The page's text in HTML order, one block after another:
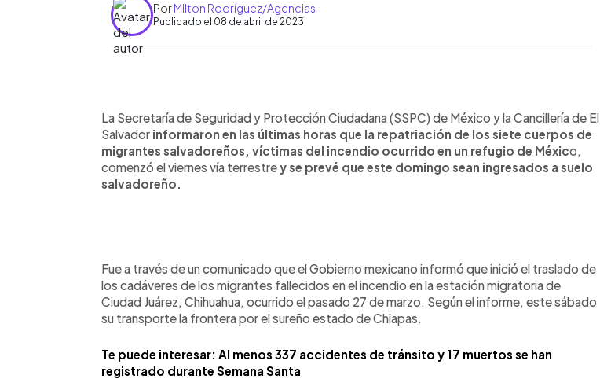
PorMilton Rodríguez/Agencias
Publicado el 08 de abril de 2023
► Escuchar artículo
La Secretaría de Seguridad y Protección Ciudadana (SSPC) de México y la Cancillería de El
Salvador informaron en las últimas horas que la repatriación de los siete cuerpos de
migrantes salvadoreños, víctimas del incendio ocurrido en un refugio de México,
comenzó el viernes vía terrestrey se prevé que este domingo sean ingresados a suelo
salvadoreño.
Fue a través de un comunicado que el Gobierno mexicano informó que inició el traslado de
los cadáveres de los migrantes fallecidos en el incendio en la estación migratoria de
Ciudad Juárez, Chihuahua, ocurrido el pasado 27 de marzo. Según el informe, este sábado
su transporte la frontera por el sureño estado de Chiapas.
Te puede interesar: Al menos 337 accidentes de tránsito y 17 muertos se han
registrado durante Semana Santa